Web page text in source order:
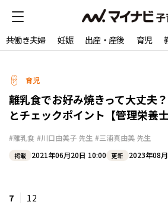
共働き夫婦 妊娠 出産・産後 育児
育児
離乳食でお好み焼きって大丈夫
とチェックポイント【管理栄養士
#離乳食 #川口由美子 先生 #三浦真由美 先生
掲載 2021年06月20日 10:00 更新 2023年08
7 12